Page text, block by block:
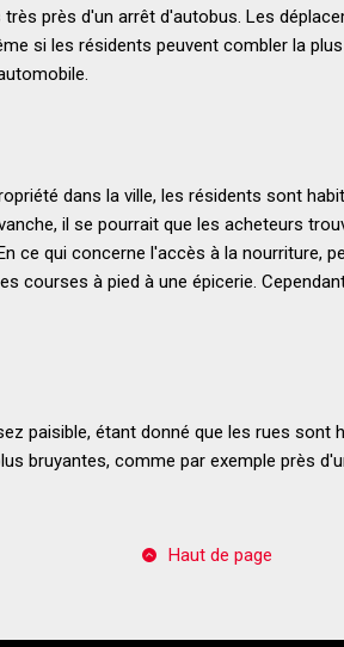
près d'un arrêt d'autobus. Les
si les résidents peuvent combler la
dans la ville, les résidents sont
il se pourrait que les acheteurs
ce qui concerne l'accès à la nourriture,
courses à pied à une épicerie.
paisible, étant donné que les rues sont
bruyantes, comme par exemple près
Haut de page